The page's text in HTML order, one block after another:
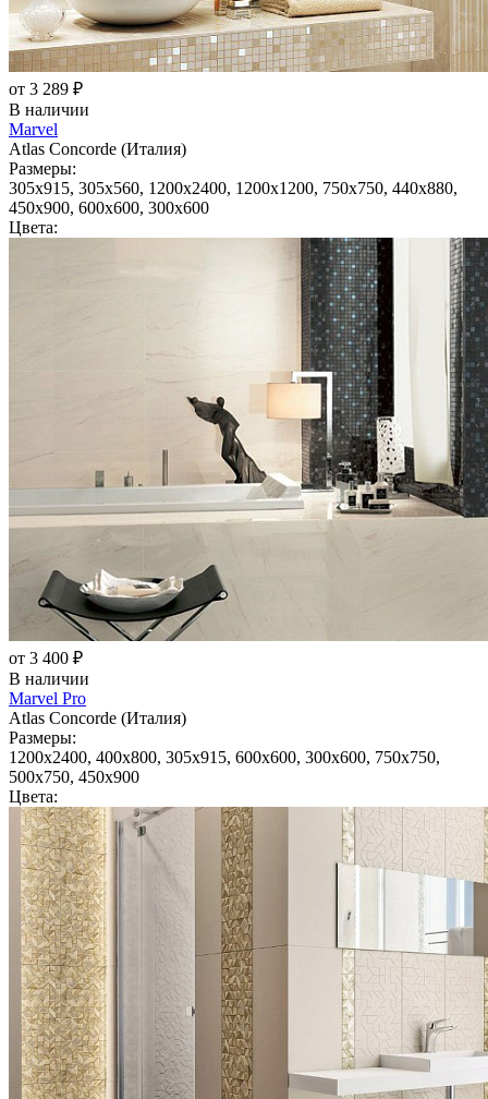
от 3 289 ₽
В наличии
Marvel
Atlas Concorde (Италия)
Размеры:
305x915, 305x560, 1200x2400, 1200x1200, 750x750, 440x880,
450x900, 600x600, 300x600
Цвета:
от 3 400 ₽
В наличии
Marvel Pro
Atlas Concorde (Италия)
Размеры:
1200x2400, 400x800, 305x915, 600x600, 300x600, 750x750,
500x750, 450x900
Цвета: